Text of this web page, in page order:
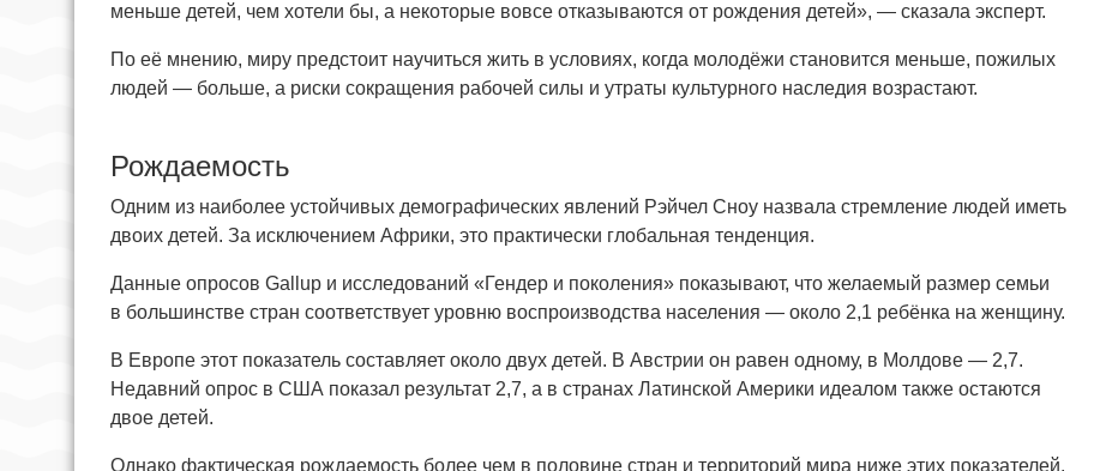
меньше детей, чем хотели бы, а некоторые вовсе отказываются от рождения детей», — сказала эксперт.
По её мнению, миру предстоит научиться жить в условиях, когда молодёжи становится меньше, пожилых
людей — больше, а риски сокращения рабочей силы и утраты культурного наследия возрастают.
Рождаемость
Одним из наиболее устойчивых демографических явлений Рэйчел Сноу назвала стремление людей иметь
двоих детей. За исключением Африки, это практически глобальная тенденция.
Данные опросов Gallup и исследований «Гендер и поколения» показывают, что желаемый размер семьи
в большинстве стран соответствует уровню воспроизводства населения — около 2,1 ребёнка на женщину.
В Европе этот показатель составляет около двух детей. В Австрии он равен одному, в Молдове — 2,7.
Недавний опрос в США показал результат 2,7, а в странах Латинской Америки идеалом также остаются
двое детей.
Однако фактическая рождаемость более чем в половине стран и территорий мира ниже этих показателей.